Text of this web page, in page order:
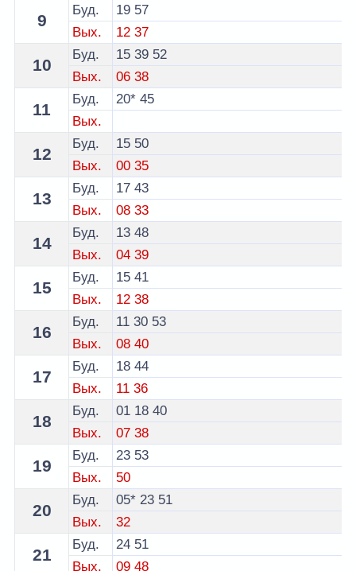
9
Буд. 19 57
Вых.
12 37
10
Буд. 15 39 52
Вых.
06 38
11
Буд. 20* 45
Вых.
12
Буд. 15 50
Вых.
00 35
13
Буд. 17 43
Вых.
08 33
14
Буд. 13 48
Вых.
04 39
15
Буд. 15 41
Вых.
12 38
16
Буд. 11 30 53
Вых.
08 40
17
Буд. 18 44
Вых.
11 36
18
Буд. 01 18 40
Вых.
07 38
19
Буд. 23 53
Вых.
50
20
Буд. 05* 23 51
Вых.
32
21
Буд. 24 51
Вых.
09 48